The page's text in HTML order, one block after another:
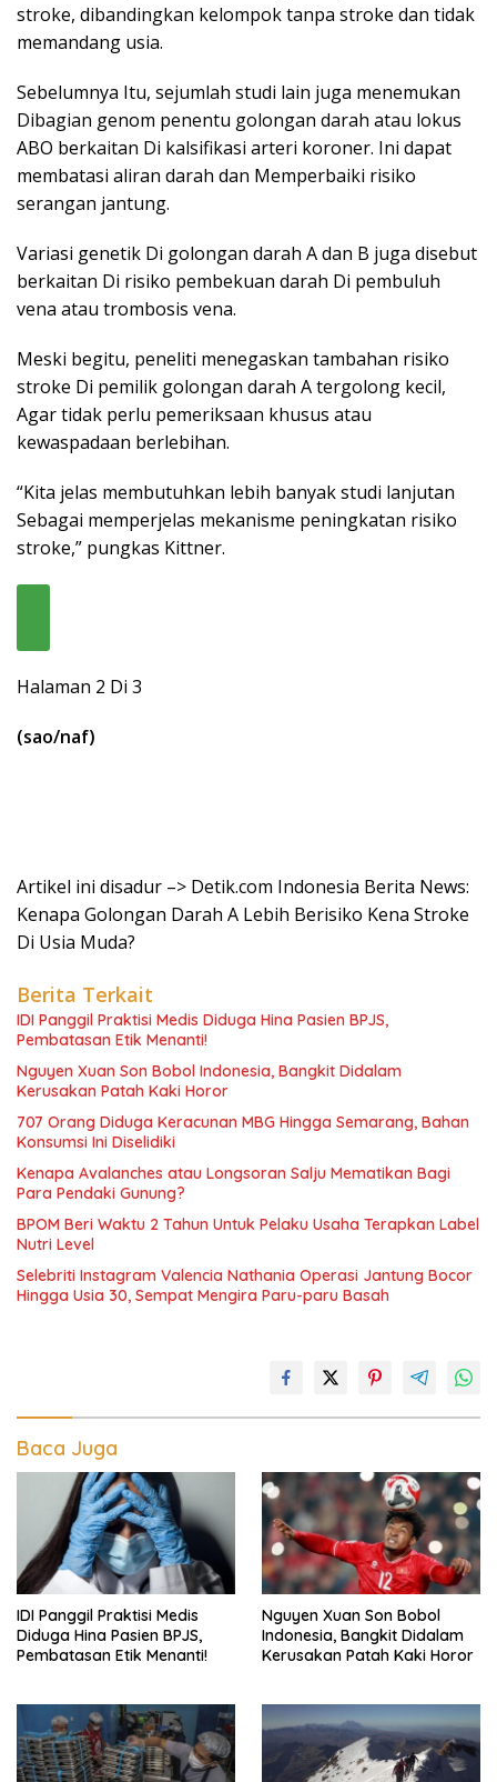
stroke, dibandingkan kelompok tanpa stroke dan tidak
memandang usia.
Sebelumnya Itu, sejumlah studi lain juga menemukan
Dibagian genom penentu golongan darah atau lokus
ABO berkaitan Di kalsifikasi arteri koroner. Ini dapat
membatasi aliran darah dan Memperbaiki risiko
serangan jantung.
Variasi genetik Di golongan darah A dan B juga disebut
berkaitan Di risiko pembekuan darah Di pembuluh
vena atau trombosis vena.
Meski begitu, peneliti menegaskan tambahan risiko
stroke Di pemilik golongan darah A tergolong kecil,
Agar tidak perlu pemeriksaan khusus atau
kewaspadaan berlebihan.
“Kita jelas membutuhkan lebih banyak studi lanjutan
Sebagai memperjelas mekanisme peningkatan risiko
stroke,” pungkas Kittner.
Halaman 2 Di 3
(sao/naf)
Artikel ini disadur –> Detik.com Indonesia Berita News:
Kenapa Golongan Darah A Lebih Berisiko Kena Stroke
Di Usia Muda?
Berita Terkait
IDI Panggil Praktisi Medis Diduga Hina Pasien BPJS,
Pembatasan Etik Menanti!
Nguyen Xuan Son Bobol Indonesia, Bangkit Didalam
Kerusakan Patah Kaki Horor
707 Orang Diduga Keracunan MBG Hingga Semarang, Bahan
Konsumsi Ini Diselidiki
Kenapa Avalanches atau Longsoran Salju Mematikan Bagi
Para Pendaki Gunung?
BPOM Beri Waktu 2 Tahun Untuk Pelaku Usaha Terapkan Label
Nutri Level
Selebriti Instagram Valencia Nathania Operasi Jantung Bocor
Hingga Usia 30, Sempat Mengira Paru-paru Basah
Baca Juga
IDI Panggil Praktisi Medis
Diduga Hina Pasien BPJS,
Pembatasan Etik Menanti!
Nguyen Xuan Son Bobol
Indonesia, Bangkit Didalam
Kerusakan Patah Kaki Horor